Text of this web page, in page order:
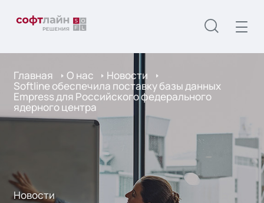
Главная О нас Новости
Softline обеспечила поставку базы данных
Empress для Российского федерального
ядерного центра
Новости